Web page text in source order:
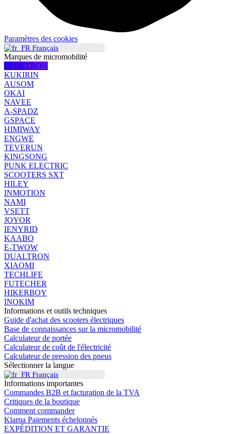
Paramètres des cookies
Français
Marques de micromobilité
ELEKTRON
KUKIRIN
AUSOM
OKAI
NAVEE
A-SPADZ
GSPACE
HIMIWAY
ENGWE
TEVERUN
KINGSONG
PUNK ELECTRIC
SCOOTERS SXT
HILEY
INMOTION
NAMI
VSETT
JOYOR
IENYRID
KAABO
E-TWOW
DUALTRON
XIAOMI
TECHLIFE
FUTECHER
HIKERBOY
INOKIM
Informations et outils techniques
Guide d'achat des scooters électriques
Base de connaissances sur la micromobilité
Calculateur de portée
Calculateur de coût de l'électricité
Calculateur de pression des pneus
Sélectionner la langue
Français
Informations importantes
Commandes B2B et facturation de la TVA
Critiques de la boutique
Comment commander
Klarna Paiements échelonnés
EXPÉDITION ET GARANTIE